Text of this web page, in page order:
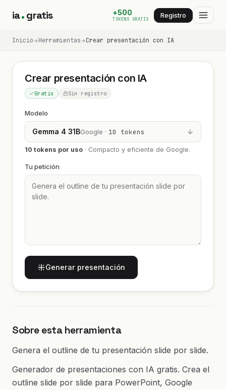
ia gratis +500
TOKENS GRATIS Registro
Inicio Herramientas Crear presentación con IA
Crear presentación con IA
Gratis Sin registro
Modelo
Gemma 4 31BGoogle · 10 tokens
10 tokens por uso · Compacto y eficiente de Google.
Tu petición
Generar presentación
Sobre esta herramienta
Genera el outline de tu presentación slide por slide.
Generador de presentaciones con IA gratis. Crea el
outline slide por slide para PowerPoint, Google